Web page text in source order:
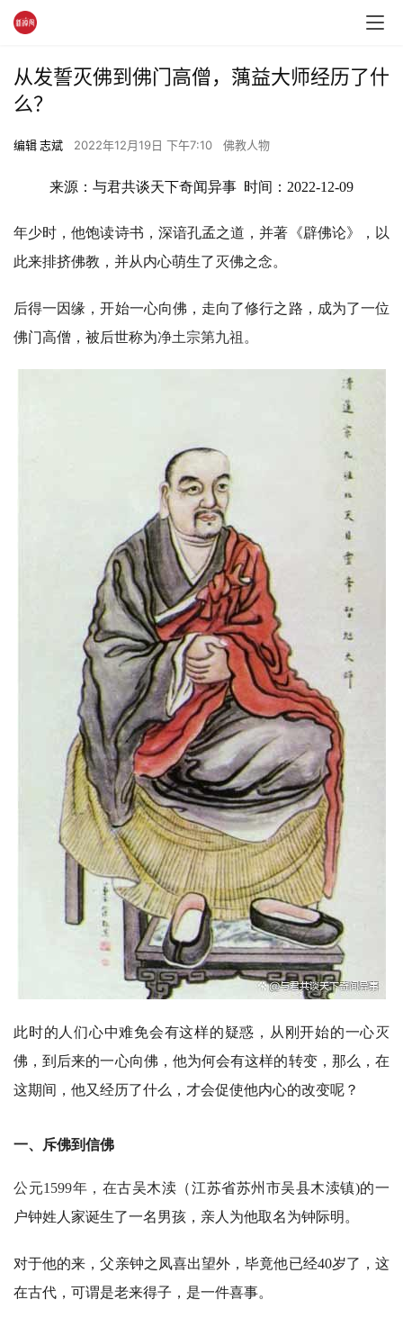
从发誓灭佛到佛门高僧，蕅益大师经历了什
么？
编辑 志斌 2022年12月19日 下午7:10 佛教人物
来源：与君共谈天下奇闻异事  时间：2022-12-09
年少时，他饱读诗书，深谙孔孟之道，并著《辟佛论》，以
此来排挤佛教，并从内心萌生了灭佛之念。
后得一因缘，开始一心向佛，走向了修行之路，成为了一位
佛门高僧，被后世称为净土宗第九祖。
此时的人们心中难免会有这样的疑惑，从刚开始的一心灭
佛，到后来的一心向佛，他为何会有这样的转变，那么，在
这期间，他又经历了什么，才会促使他内心的改变呢？
一、斥佛到信佛
公元1599年，在古吴木渎（江苏省苏州市吴县木渎镇)的一
户钟姓人家诞生了一名男孩，亲人为他取名为钟际明。
对于他的来，父亲钟之凤喜出望外，毕竟他已经40岁了，这
在古代，可谓是老来得子，是一件喜事。